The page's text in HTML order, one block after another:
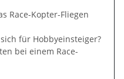
Race-Kopter-Fliegen
für Hobbyeinsteiger?
bei einem Race-